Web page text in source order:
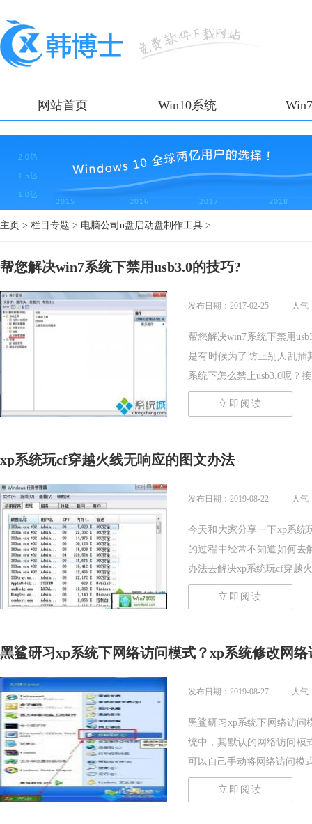
网站首页 Win10系统
主页 > 栏目专题 > 电脑公司u盘启动盘制作工具 >
帮您解决win7系统下禁用usb3.0的技巧?
发布日期：2017-02-25 人气
帮您解决win7系统下禁用
是有时候为了防止别人乱插
系统下怎么禁止usb3.0呢？
立即阅读
xp系统玩cf穿越火线无响应的图文办法
发布日期：2019-08-22 人气
今天和大家分享一下xp系统
的过程中经常不知道如何去
办法去解决xp系统玩cf穿越
立即阅读
黑鲨研习xp系统下网络访问模式？xp系统修改网
发布日期：2019-08-27 人气
黑鲨研习xp系统下网络访问
统中，其默认的网络访问模
可以自己手动将网络访问模
立即阅读